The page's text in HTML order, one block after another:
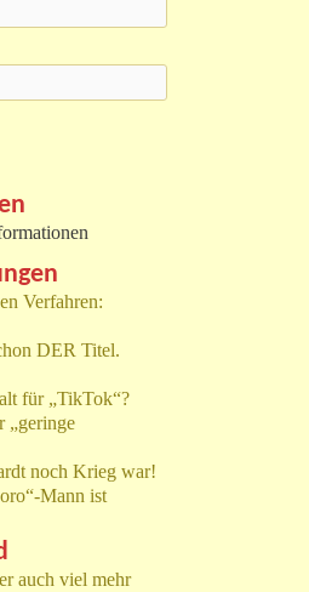
Verfahren:
DER Titel.
für „TikTok“?
„geringe
noch Krieg war!
Mann ist
auch viel mehr